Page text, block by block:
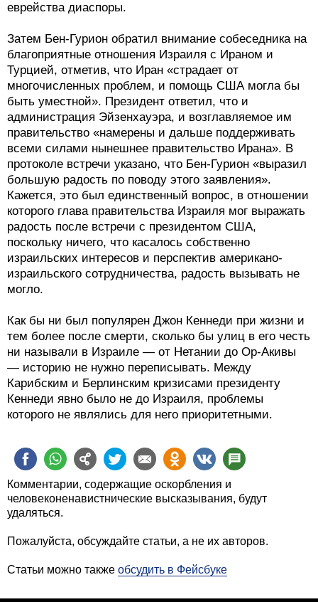
еврейства диаспоры.
Затем Бен-Гурион обратил внимание собеседника на
благоприятные отношения Израиля с Ираном и
Турцией, отметив, что Иран «страдает от
многочисленных проблем, и помощь США могла бы
быть уместной». Президент ответил, что и
администрация Эйзенхауэра, и возглавляемое им
правительство «намерены и дальше поддерживать
всеми силами нынешнее правительство Ирана». В
протоколе встречи указано, что Бен-Гурион «выразил
большую радость по поводу этого заявления».
Кажется, это был единственный вопрос, в отношении
которого глава правительства Израиля мог выражать
радость после встречи с президентом США,
поскольку ничего, что касалось собственно
израильских интересов и перспектив американо-
израильского сотрудничества, радость вызывать не
могло.
Как бы ни был популярен Джон Кеннеди при жизни и
тем более после смерти, сколько бы улиц в его честь
ни называли в Израиле — от Нетании до Ор-Акивы
— историю не нужно переписывать. Между
Карибским и Берлинским кризисами президенту
Кеннеди явно было не до Израиля, проблемы
которого не являлись для него приоритетными.
Комментарии, содержащие оскорбления и
человеконенавистнические высказывания, будут
удаляться.
Пожалуйста, обсуждайте статьи, а не их авторов.
Статьи можно также обсудить в Фейсбуке